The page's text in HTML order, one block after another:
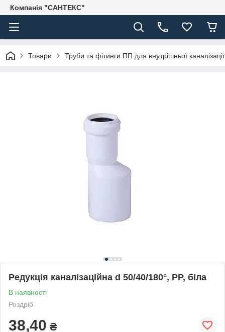
Компанія "САНТЕКС"
Товари Труби та фітинги ПП для внутрішньої каналізації
Редукція каналізаційна d 50/40/180°, PP, біла
В наявності
Роздріб
38,40 ₴